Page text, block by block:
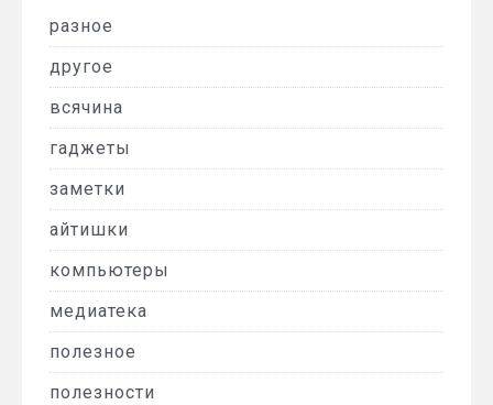
разное
другое
всячина
гаджеты
заметки
айтишки
компьютеры
медиатека
полезное
полезности